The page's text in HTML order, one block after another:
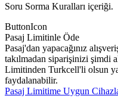
Soru Sorma Kuralları içeriği.
ButtonIcon
Pasaj Limitinle Öde
Pasaj'dan yapacağınız
takılmadan siparişinizi şimdi
Limitinden Turkcell'li olsun
faydalanabilir.
Pasaj Limitime Uygun